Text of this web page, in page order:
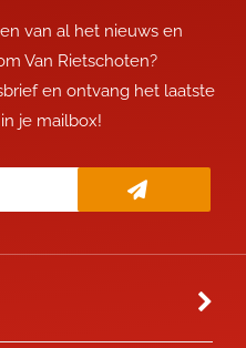
van al het nieuws en
Van Rietschoten?
en ontvang het laatste
je mailbox!